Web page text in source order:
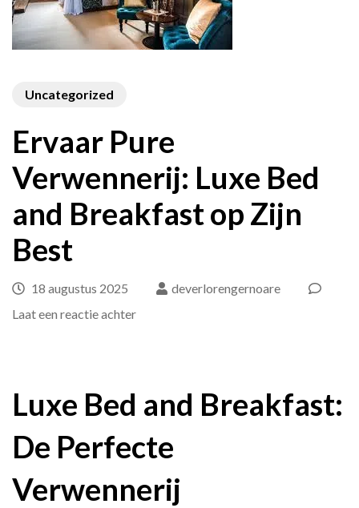
Uncategorized
Ervaar Pure
Verwennerij: Luxe Bed
and Breakfast op Zijn
Best
18 augustus 2025
deverlorengernoare
Laat een reactie achterop
Verwennerij:
Luxe
Bed
Breakfast
Luxe Bed and Breakfast:
De Perfecte
Verwennerij